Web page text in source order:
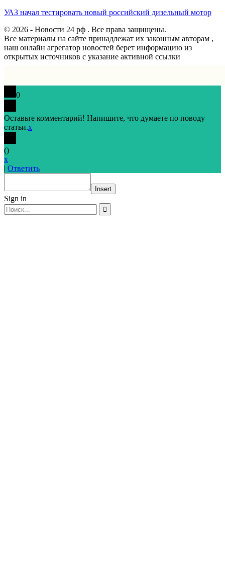
УАЗ начал тестировать новый российский дизельный мотор
© 2026 - Новости 24 рф . Все права защищены.
Все материалы на сайте принадлежат их законным авторам ,
наш онлайн агрегатор новостей берет информацию из
открытых источников с указание активной ссылки
0
Оставьте комментарий! Напишите, что думаете по поводу
статьи.x
()
x
| Ответить
Insert
Sign in